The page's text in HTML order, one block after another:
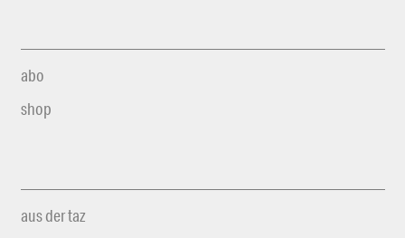
abo
shop
aus der taz